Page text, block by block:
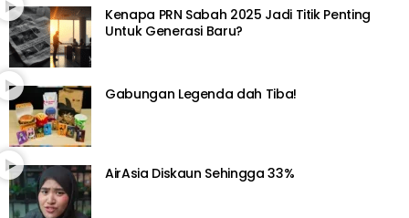
Kenapa PRN Sabah 2025 Jadi Titik Penting
Untuk Generasi Baru?
Gabungan Legenda dah Tiba!
AirAsia Diskaun Sehingga 33%